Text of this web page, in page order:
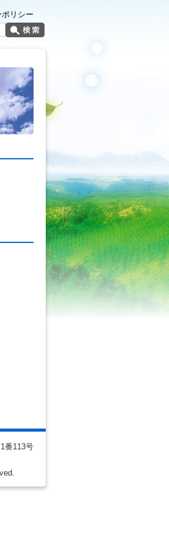
リシー
番113号